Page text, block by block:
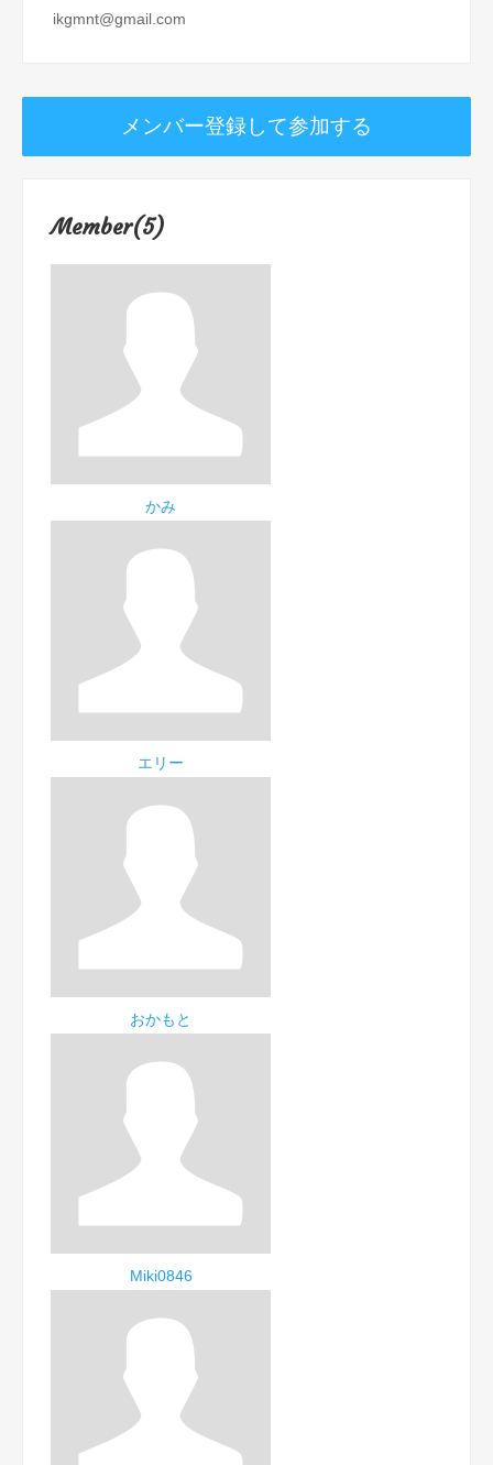
ikgmnt@gmail.com
メンバー登録して参加する
Member(5)
かみ
エリー
おかもと
Miki0846